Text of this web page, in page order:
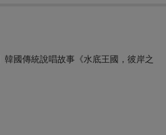
韓國傳統說唱故事《水底王國，彼岸之